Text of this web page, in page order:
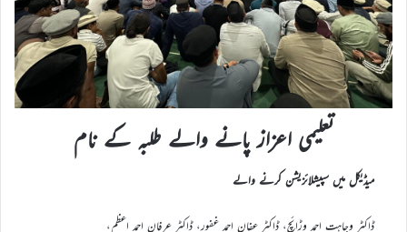
تعلیمی اعزاز پانے والے طلبہ کے نام
میڈیکل میں سپیشلائزیشن کرنے والے
ڈاکٹر وجاہت احمد وڑائچ، ڈاکٹر عفان احمد غفور، ڈاکٹر عرفان احمد اعظم،